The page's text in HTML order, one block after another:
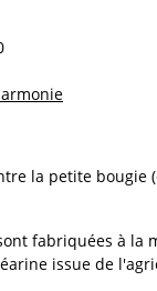
la petite bougie
fabriquées à la
issue de